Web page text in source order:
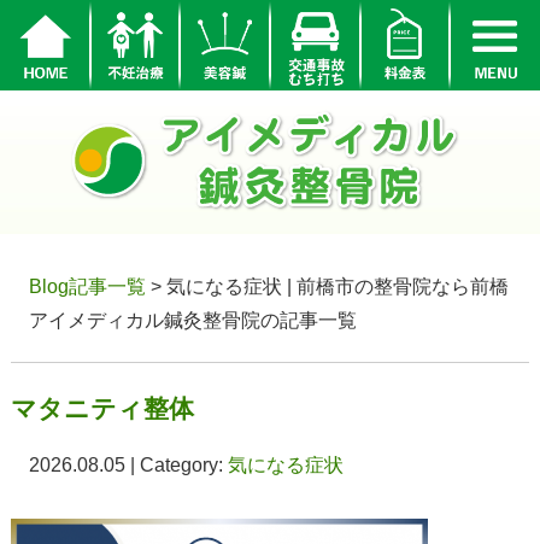
Blog記事一覧 > 気になる症状 | 前橋市の整骨院なら前橋
アイメディカル鍼灸整骨院の記事一覧
マタニティ整体
2026.08.05 | Category: 気になる症状